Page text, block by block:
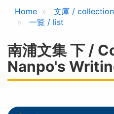
Home 文庫 /
一覧 / list
南浦文集 下 /
Nanpo's